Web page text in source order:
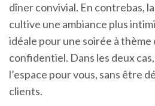
dîner convivial. En contrebas, la
cultive une ambiance plus
idéale pour une soirée à thème
confidentiel. Dans les deux
l’espace pour vous, sans être
clients.